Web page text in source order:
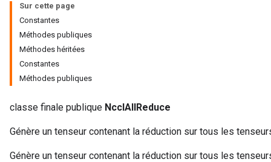
Sur cette page
Constantes
Méthodes publiques
Méthodes héritées
Constantes
Méthodes publiques
classe finale publique NcclAllReduce
Génère un tenseur contenant la réduction sur tous les
Génère un tenseur contenant la réduction sur tous les